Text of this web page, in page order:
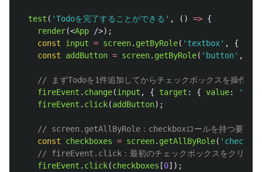
test ( 'Todoを完了することができる ' , () => {
render(<App
/>);
const
input = screen. getByRole( ' textbox' , {
const
addButton = screen. getByRole( ' button' ,
// まずTodoを1件追加してからチェックボックスを操作す
fireEvent . change(input , { target : { value: '
fireEvent . click(addButton);
// screen.getAllByRole：checkboxロールを持つ要素を
const
checkboxes = screen. getAllByRole( ' checkbox
// fireEvent.click：最初のチェックボックスをクリック
fireEvent . click(checkboxes [0]);